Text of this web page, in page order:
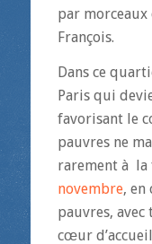
par
François.
Dans ce
Paris qui
favorisant le
pauvres ne
rarement à la
novembre, en
pauvres, avec
cœur